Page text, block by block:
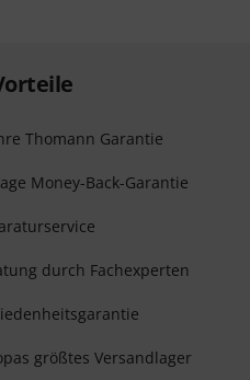
Thomann Garantie
Money-Back-Garantie
durch Fachexperten
größtes Versandlager